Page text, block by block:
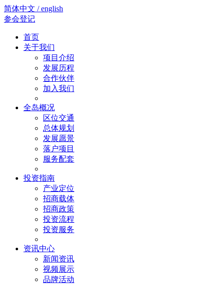
简体中文 / english
参会登记
首页
关于我们
项目介绍
发展历程
合作伙伴
加入我们
全岛概况
区位交通
总体规划
发展愿景
落户项目
服务配套
投资指南
产业定位
招商载体
招商政策
投资流程
投资服务
资讯中心
新闻资讯
视频展示
品牌活动